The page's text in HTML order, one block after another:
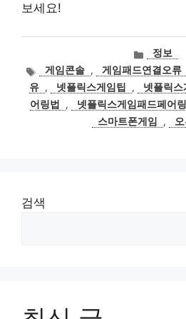
보세요!
카
테
고
리
정보
태게임콘솔 , 게임패드연결오류
유 , 넷플릭스게임팁 ,
넷플릭스
어링법
, 넷플릭스게임패드페어링
스마트폰게임
,
검색